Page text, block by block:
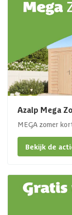
Azalp Mega
MEGA zomer
Bekijk de